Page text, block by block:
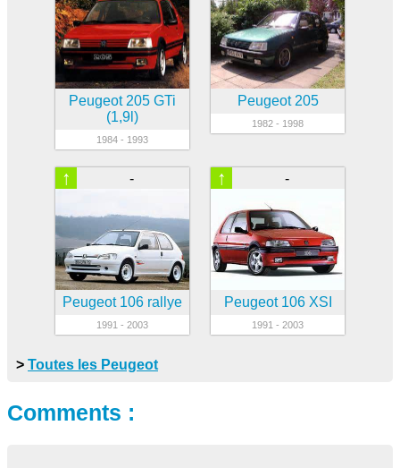
Peugeot 205 GTi
(1,9l)
1984 - 1993
Peugeot 205
1982 - 1998
-
↑
Peugeot 106 rallye
1991 - 2003
-
↑
Peugeot 106 XSI
1991 - 2003
> Toutes les Peugeot
Comments :